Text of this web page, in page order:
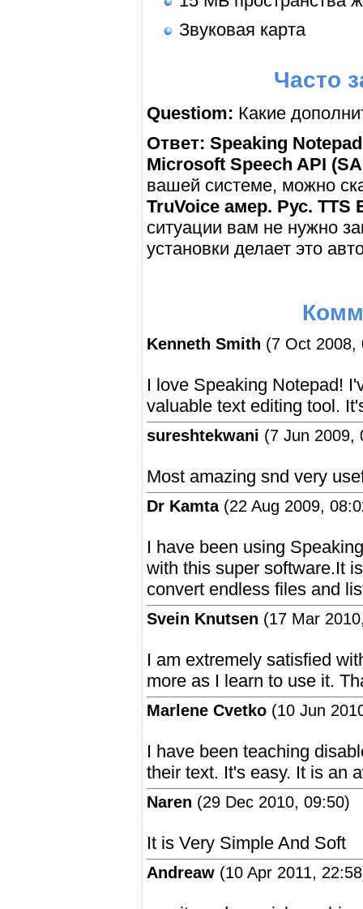
Звуковая карта
Часто
Questiom: Какие
Ответ: Speaking Notepad
Microsoft Speech API
вашей системе, можно
TruVoice амер. Рус. TTS
ситуации вам не нужно
установки делает это
Kenneth Smith (7 Oct 2008,
I love Speaking Notepad!
valuable text editing tool.
sureshtekwani (7 Jun 2009,
Most amazing snd very
Dr Kamta(22 Aug 2009,
I have been using
with this super software.It
convert endless files and
Svein Knutsen (17 Mar
I am extremely satisfied
more as I learn to use it.
Marlene Cvetko (10 Jun
I have been teaching
their text. It's easy. It is an
Naren (29 Dec 2010, 09:50)
It is Very Simple And Soft
Andreaw (10 Apr 2011,